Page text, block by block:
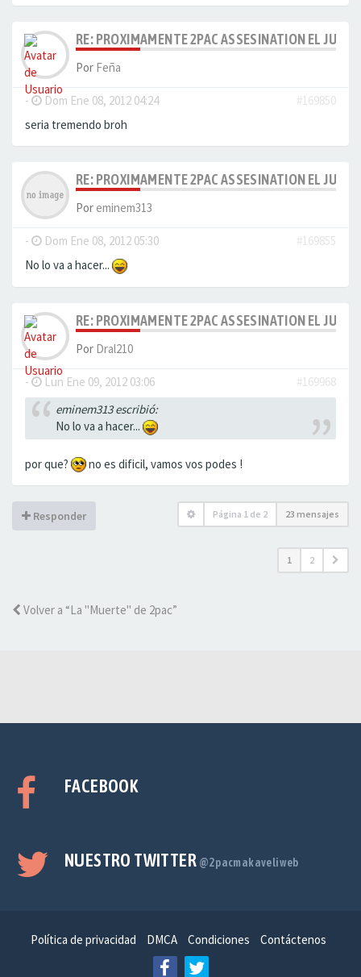
RE: PROXIMAMENTE 2PAC ASSESINATION EL
Por Feña
- Dom Ene 08, 2012 04:24
#169850
seria tremendo broh
RE: PROXIMAMENTE 2PAC ASSESINATION EL
Por eminem313
- Dom Ene 08, 2012 05:30
#169855
No lo va a hacer...
RE: PROXIMAMENTE 2PAC ASSESINATION EL
Por Dral210
- Lun Ene 09, 2012 03:06
#169968
eminem313 escribió:
No lo va a hacer...
por que? no es dificil, vamos vos podes !
Responder Página 1 de 2 23 mensajes
1 2
Volver a “La "Muerte" de 2pac”
FACEBOOK
NUESTRO TWITTER @2pacmakaveliweb
Política de privacidad DMCA Condiciones Contáctenos